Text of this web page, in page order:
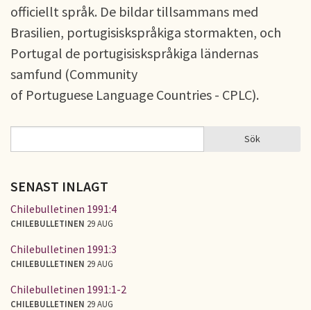
officiellt språk. De bildar tillsammans med
Brasilien, portugisiskspråkiga stormakten, och
Portugal de portugisiskspråkiga ländernas
samfund (Community
of Portuguese Language Countries - CPLC).
SÖKFORMULÄR Sök
SENAST INLAGT
Chilebulletinen 1991:4
CHILEBULLETINEN 29 AUG
Chilebulletinen 1991:3
CHILEBULLETINEN 29 AUG
Chilebulletinen 1991:1-2
CHILEBULLETINEN 29 AUG